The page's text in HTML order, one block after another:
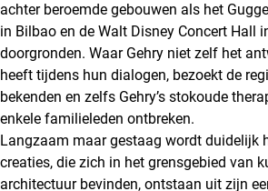
achter beroemde gebouwen als het
in Bilbao en de Walt Disney Concert Hall
doorgronden. Waar Gehry niet zelf het
heeft tijdens hun dialogen, bezoekt de
bekenden en zelfs Gehry’s stokoude
enkele familieleden ontbreken.
Langzaam maar gestaag wordt duidelijk
creaties, die zich in het grensgebied van
architectuur bevinden, ontstaan uit zijn